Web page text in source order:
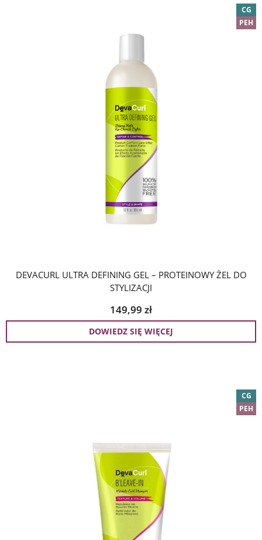
CG
PEH
DEVACURL ULTRA DEFINING GEL – PROTEINOWY ŻEL DO
STYLIZACJI
149,99 zł
DOWIEDZ SIĘ WIĘCEJ
CG
PEH